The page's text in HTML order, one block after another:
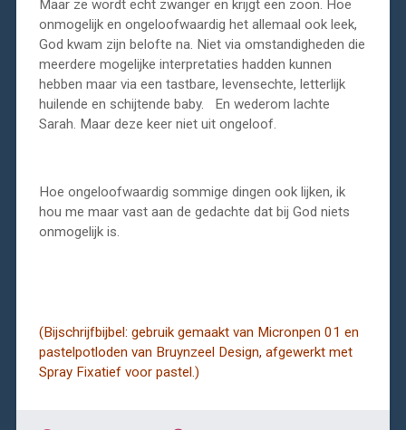
Maar ze wordt echt zwanger en krijgt een zoon. Hoe
onmogelijk en ongeloofwaardig het allemaal ook leek,
God kwam zijn belofte na. Niet via omstandigheden die
meerdere mogelijke interpretaties hadden kunnen
hebben maar via een tastbare, levensechte, letterlijk
huilende en schijtende baby. En wederom lachte
Sarah. Maar deze keer niet uit ongeloof.
Hoe ongeloofwaardig sommige dingen ook lijken, ik
hou me maar vast aan de gedachte dat bij God niets
onmogelijk is.
(Bijschrijfbijbel: gebruik gemaakt van Micronpen 01 en
pastelpotloden van Bruynzeel Design, afgewerkt met
Spray Fixatief voor pastel.)